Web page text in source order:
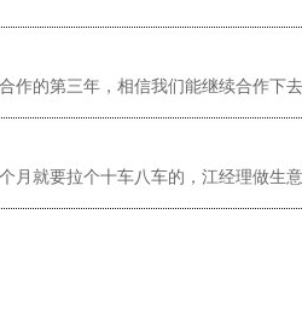
作的第三年，相信我们能继续合作下去
月就要拉个十车八车的，江经理做生